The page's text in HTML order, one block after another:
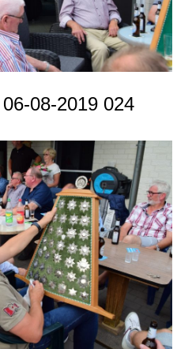
08-2019 024